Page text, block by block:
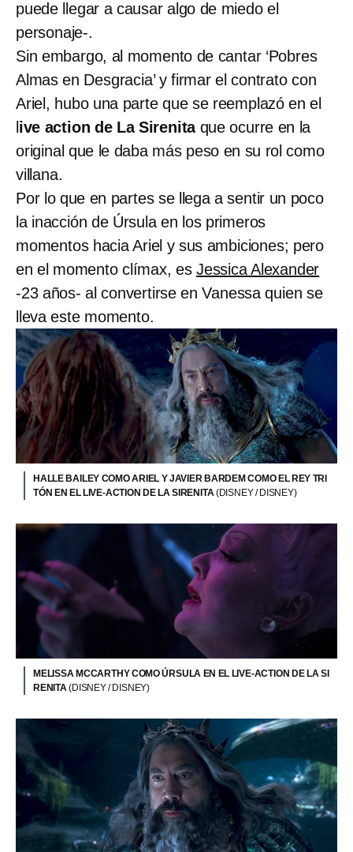
puede llegar a causar algo de miedo el
personaje-.
Sin embargo, al momento de cantar ‘Pobres
Almas en Desgracia’ y firmar el contrato con
Ariel, hubo una parte que se reemplazó en el
ive action de La Sirenita que ocurre en la
original que le daba más peso en su rol como
villana.
Por lo que en partes se llega a sentir un poco
la inacción de Úrsula en los primeros
momentos hacia Ariel y sus ambiciones; pero
en el momento clímax, esJessica Alexander
-23 años- al convertirse en Vanessa quien se
lleva este momento.
HALLE BAILEY COMO ARIEL Y JAVIER BARDEM COMO EL REY TRI
TÓN EN EL LIVE-ACTION DE LA SIRENITA (DISNEY / DISNEY)
MELISSA MCCARTHY COMO ÚRSULA EN EL LIVE-ACTION DE LA SI
RENITA(DISNEY / DISNEY)